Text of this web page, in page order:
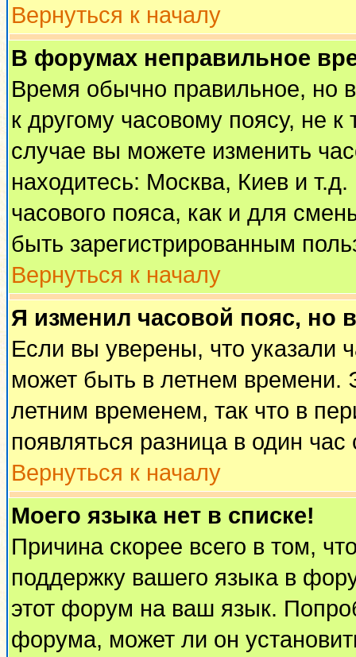
Вернуться к началу
В форумах неправильное
Время обычно правильное, но
к другому часовому поясу, не
случае вы можете изменить
находитесь: Москва, Киев и
часового пояса, как и для
быть зарегистрированным
Вернуться к началу
Я изменил часовой пояс, но
Если вы уверены, что указали
может быть в летнем времени.
летним временем, так что в
появляться разница в один
Вернуться к началу
Моего языка нет в списке!
Причина скорее всего в том,
поддержку вашего языка в
этот форум на ваш язык.
форума, может ли он